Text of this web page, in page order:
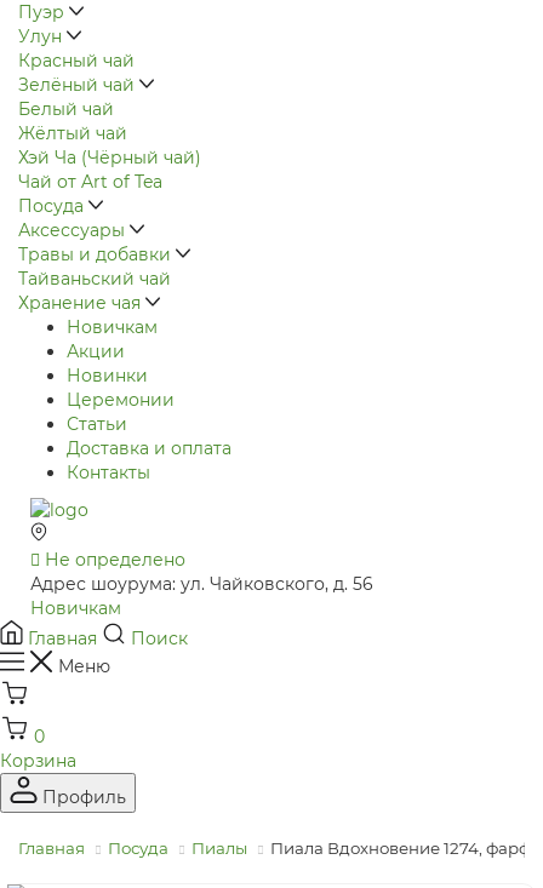
Пуэр
Улун
Красный чай
Зелёный чай
Белый чай
Жёлтый чай
Хэй Ча (Чёрный чай)
Чай от Art of Tea
Посуда
Аксессуары
Травы и добавки
Тайваньский чай
Хранение чая
Новичкам
Акции
Новинки
Церемонии
Статьи
Доставка и оплата
Контакты
Не определено
Адрес шоурума: ул. Чайковского, д. 56
Новичкам
Главная
Поиск
Меню
0
Корзина
Профиль
Главная Посуда Пиалы Пиала Вдохновение 1274,